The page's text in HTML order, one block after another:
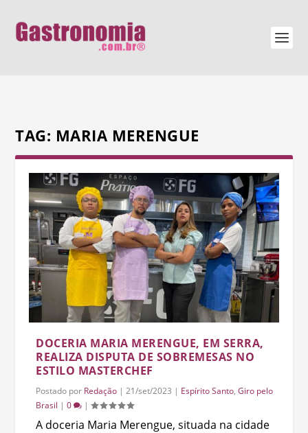
TAG: MARIA MERENGUE
DOCERIA MARIA MERENGUE, EM SERRA,
REALIZA DISPUTA DE SOBREMESAS NO
ESTILO MASTERCHEF
Postado por Redação |21/set/2023 | Espírito Santo,Giro pelo
Brasil |0 |
A doceria Maria Merengue, situada na cidade